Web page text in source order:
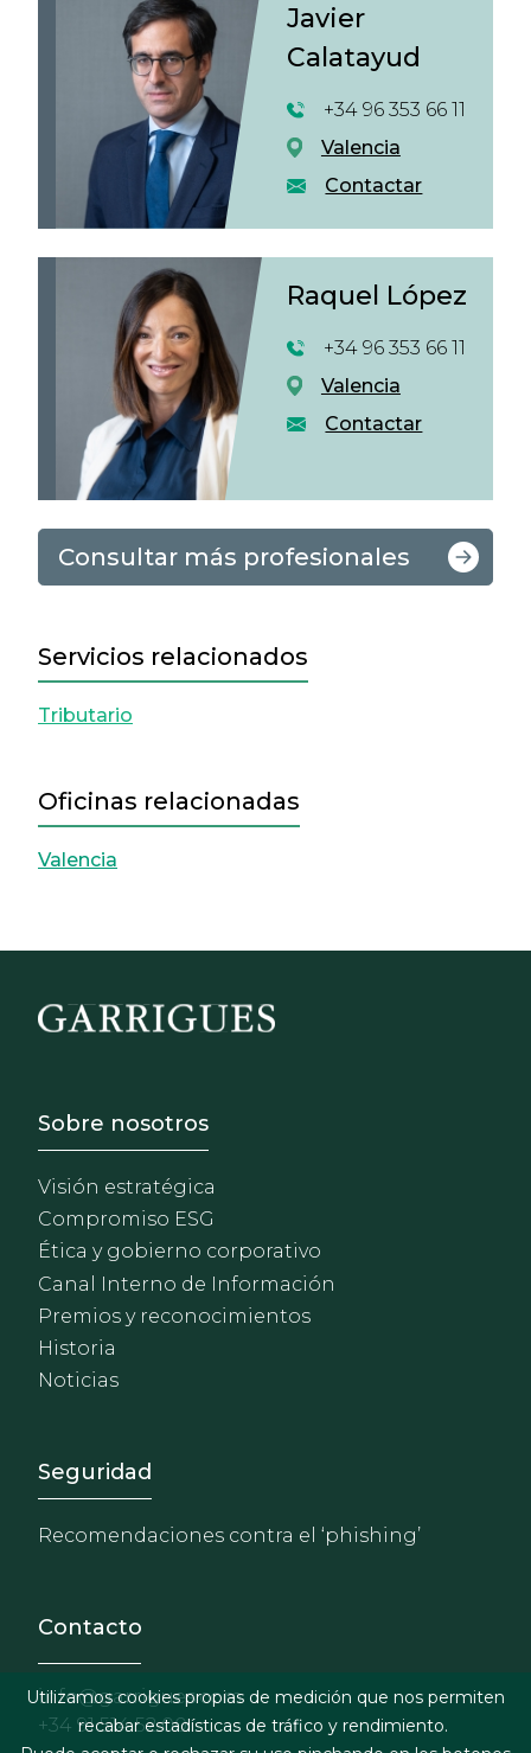
Javier
Calatayud
+34 96 353 66 11
Valencia
Contactar
Raquel López
+34 96 353 66 11
Valencia
Contactar
Consultar más profesionales
Servicios relacionados
Tributario
Oficinas relacionadas
Valencia
Footer - Sobre Nosotros
Sobre nosotros
Visión estratégica
Compromiso ESG
Ética y gobierno corporativo
Canal Interno de Información
Premios y reconocimientos
Historia
Noticias
Footer - Extranet y
Seguridad
Recomendaciones contra el ‘phishing’
Contacto
info@garrigues.com
+34 91 514 52 00
Utilizamos cookies propias de medición que nos permiten
recabar estadísticas de tráfico y rendimiento.